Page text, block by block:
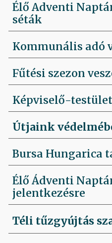
Élő Adventi
séták
Kommunális
Fűtési szezon
Képviselő-
Útjaink
Bursa Hungarica
Élő Ádventi
jelentkezésre
Téli tűzgyújtás